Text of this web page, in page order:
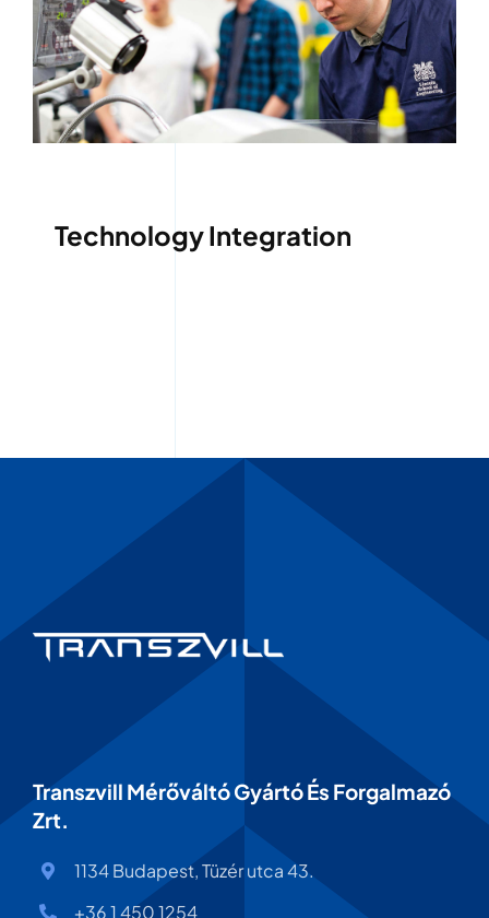
Technology Integration
Transzvill Mérőváltó Gyártó És Forgalmazó
Zrt.
1134 Budapest, Tüzér utca 43.
+36 1 450 1254